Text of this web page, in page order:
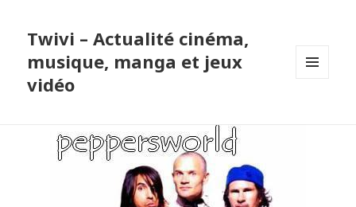
Twivi – Actualité cinéma,
musique, manga et jeux
vidéo